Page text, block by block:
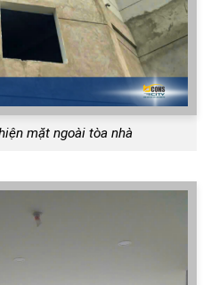
mặt ngoài tòa nhà